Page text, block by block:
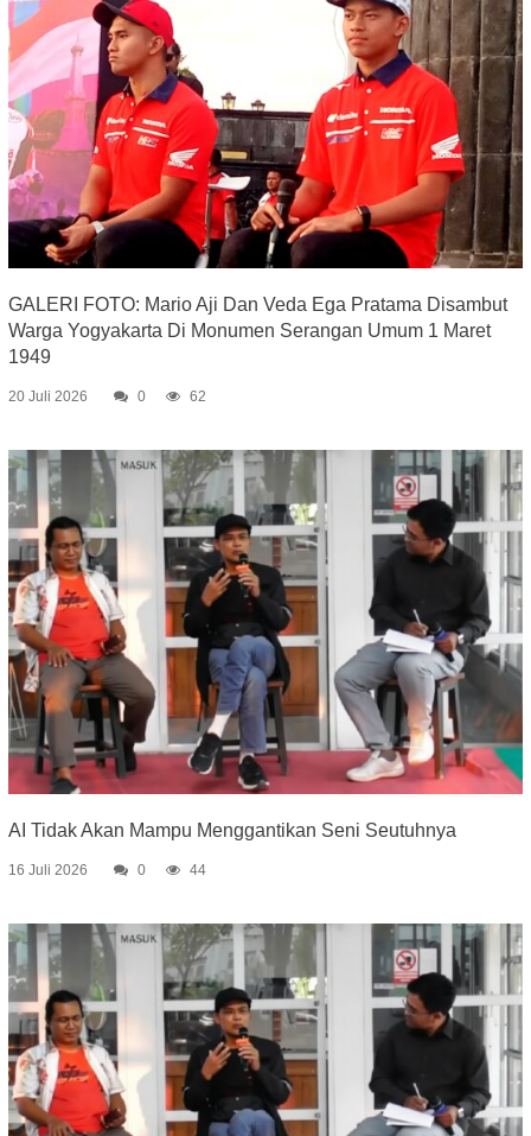
GALERI FOTO: Mario Aji Dan Veda Ega Pratama Disambut
Warga Yogyakarta Di Monumen Serangan Umum 1 Maret
1949
20 Juli 2026 0 62
AI Tidak Akan Mampu Menggantikan Seni Seutuhnya
16 Juli 2026 0 44